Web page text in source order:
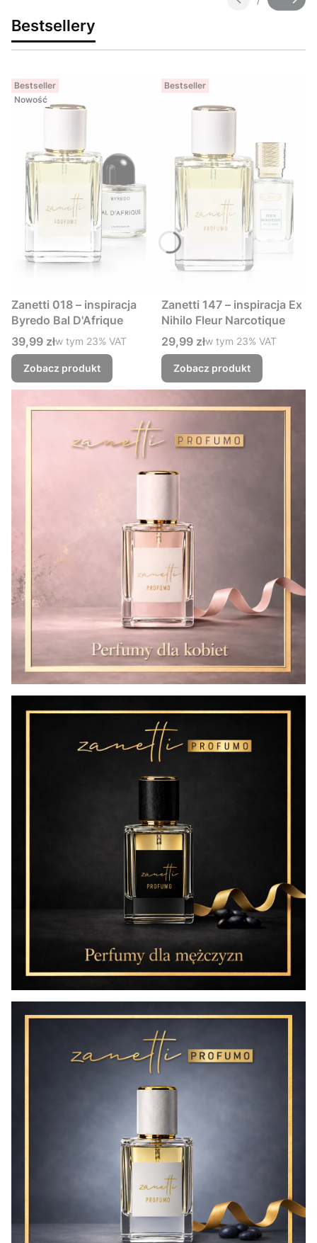
Slajd
z
Bestsellery
Bestseller
Nowość
Zanetti 018 – inspiracja
Byredo Bal D'Afrique
Cena brutto
39,99 złw tym %s VAT
w tym 23% VAT
Zobacz produkt
Bestseller
Zanetti 147 – inspiracja Ex
Nihilo Fleur Narcotique
Cena brutto
29,99 złw tym %s VAT
w tym 23% VAT
Zobacz produkt